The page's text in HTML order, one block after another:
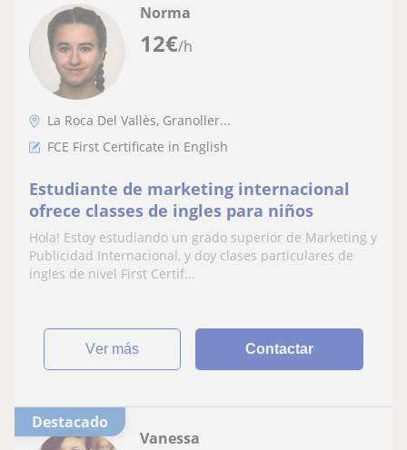
12€/h
Norma
La Roca Del Vallès, Granoller...
FCE First Certificate in English
Estudiante de marketing internacional
ofrece classes de ingles para niños
Hola! Estoy estudiando un grado superior de Marketing y
Publicidad Internacional, y doy clases particulares de
ingles de nivel First Certif...
ver más Contactar
Destacado
Vanessa